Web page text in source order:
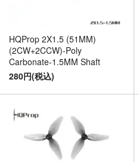
HQProp 2X1.5 (51MM)
(2CW+2CCW)-Poly
Carbonate-1.5MM Shaft
280円(税込)